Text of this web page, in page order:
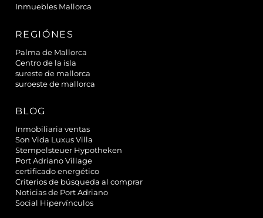
Inmuebles Mallorca
REGIÓNES
Palma de Mallorca
Centro de la isla
sureste de mallorca
suroeste de mallorca
BLOG
Inmobiliaria ventas
Son Vida Luxus Villa
Stempelsteuer Hypotheken
Port Adriano Village
certificado energético
Criterios de búsqueda al comprar
Noticias de Port Adriano
Social Hipervínculos